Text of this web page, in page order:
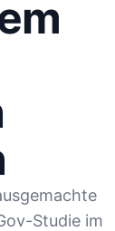
Studie im